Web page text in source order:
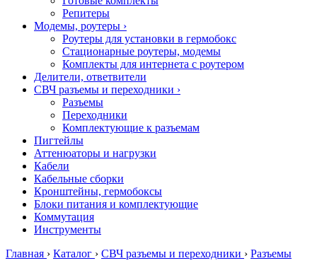
Репитеры
Модемы, роутеры ›
Роутеры для установки в гермобокс
Стационарные роутеры, модемы
Комплекты для интернета с роутером
Делители, ответвители
СВЧ разъемы и переходники ›
Разъемы
Переходники
Комплектующие к разъемам
Пигтейлы
Аттенюаторы и нагрузки
Кабели
Кабельные сборки
Кронштейны, гермобоксы
Блоки питания и комплектующие
Коммутация
Инструменты
Главная › Каталог › СВЧ разъемы и переходники › Разъемы